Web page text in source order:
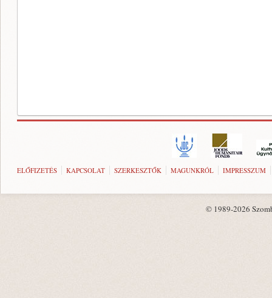
ELŐFIZETÉS KAPCSOLAT SZERKESZTŐK MAGUNKRÓL IMPRESSZUM
© 1989-2026